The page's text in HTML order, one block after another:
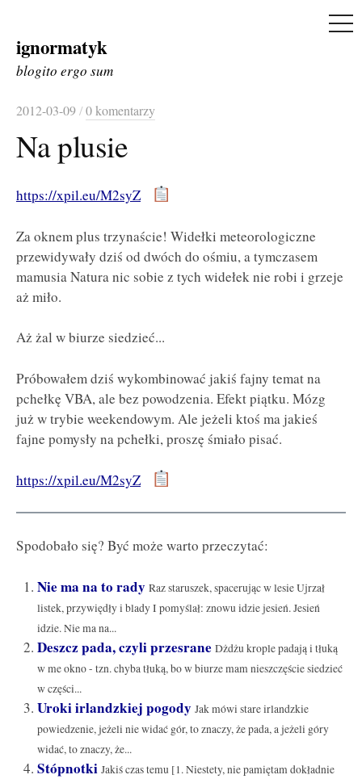
Skip
to
ignormatyk
blogito ergo sum
2012-03-09/0 komentarzy
Na plusie
https://xpil.eu/M2syZ
Za oknem plus trzynaście! Widełki meteorologiczne
przewidywały dziś od dwóch do ośmiu, a tymczasem
mamusia Natura nic sobie z tych widełek nie robi i grzeje
aż miło.
Aż żal w biurze siedzieć...
Próbowałem dziś wykombinować jakiś fajny temat na
pchełkę VBA, ale bez powodzenia. Efekt piątku. Mózg
już w trybie weekendowym. Ale jeżeli ktoś ma jakieś
fajne pomysły na pchełki, proszę śmiało pisać.
https://xpil.eu/M2syZ
Spodobało się? Być może warto przeczytać:
Nie ma na to rady Raz staruszek, spacerując w lesie Ujrzał
listek, przywiędły i blady I pomyślał: znowu idzie jesień. Jesień
idzie. Nie ma na...
Deszcz pada, czyli przesrane Dżdżu krople padają i tłuką
w me okno - tzn. chyba tłuką, bo w biurze mam nieszczęście siedzieć
w części...
Uroki irlandzkiej pogody Jak mówi stare irlandzkie
powiedzenie, jeżeli nie widać gór, to znaczy, że pada, a jeżeli góry
widać, to znaczy, że...
Stópnotki Jakiś czas temu [1. Niestety, nie pamiętam dokładnie